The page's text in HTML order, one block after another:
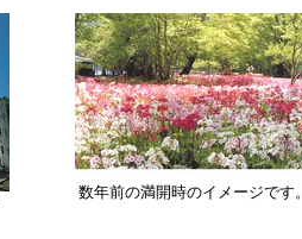
数年前の満開時のイメージです。